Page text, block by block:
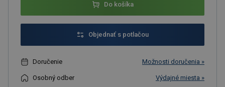
Do košíka
Objednať s potlačou
Doručenie Možnosti doručenia »
Osobný odber Výdajné miesta »